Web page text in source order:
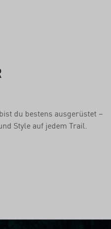
du bestens ausgerüstet –
Style auf jedem Trail.